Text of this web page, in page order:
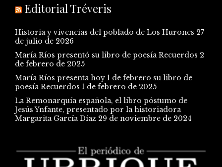
Editorial Tréveris
Historia y vivencias del poblado de Los Hurones 27
de julio de 2026
María Ríos presentó su libro de poesía Recuerdos 2
de febrero de 2025
María Ríos presenta hoy 1 de febrero su libro de
poesía Recuerdos 1 de febrero de 2025
La Remonarquía española, el libro póstumo de
Jesús Ynfante, presentado por la historiadora
Margarita García Díaz 29 de noviembre de 2024